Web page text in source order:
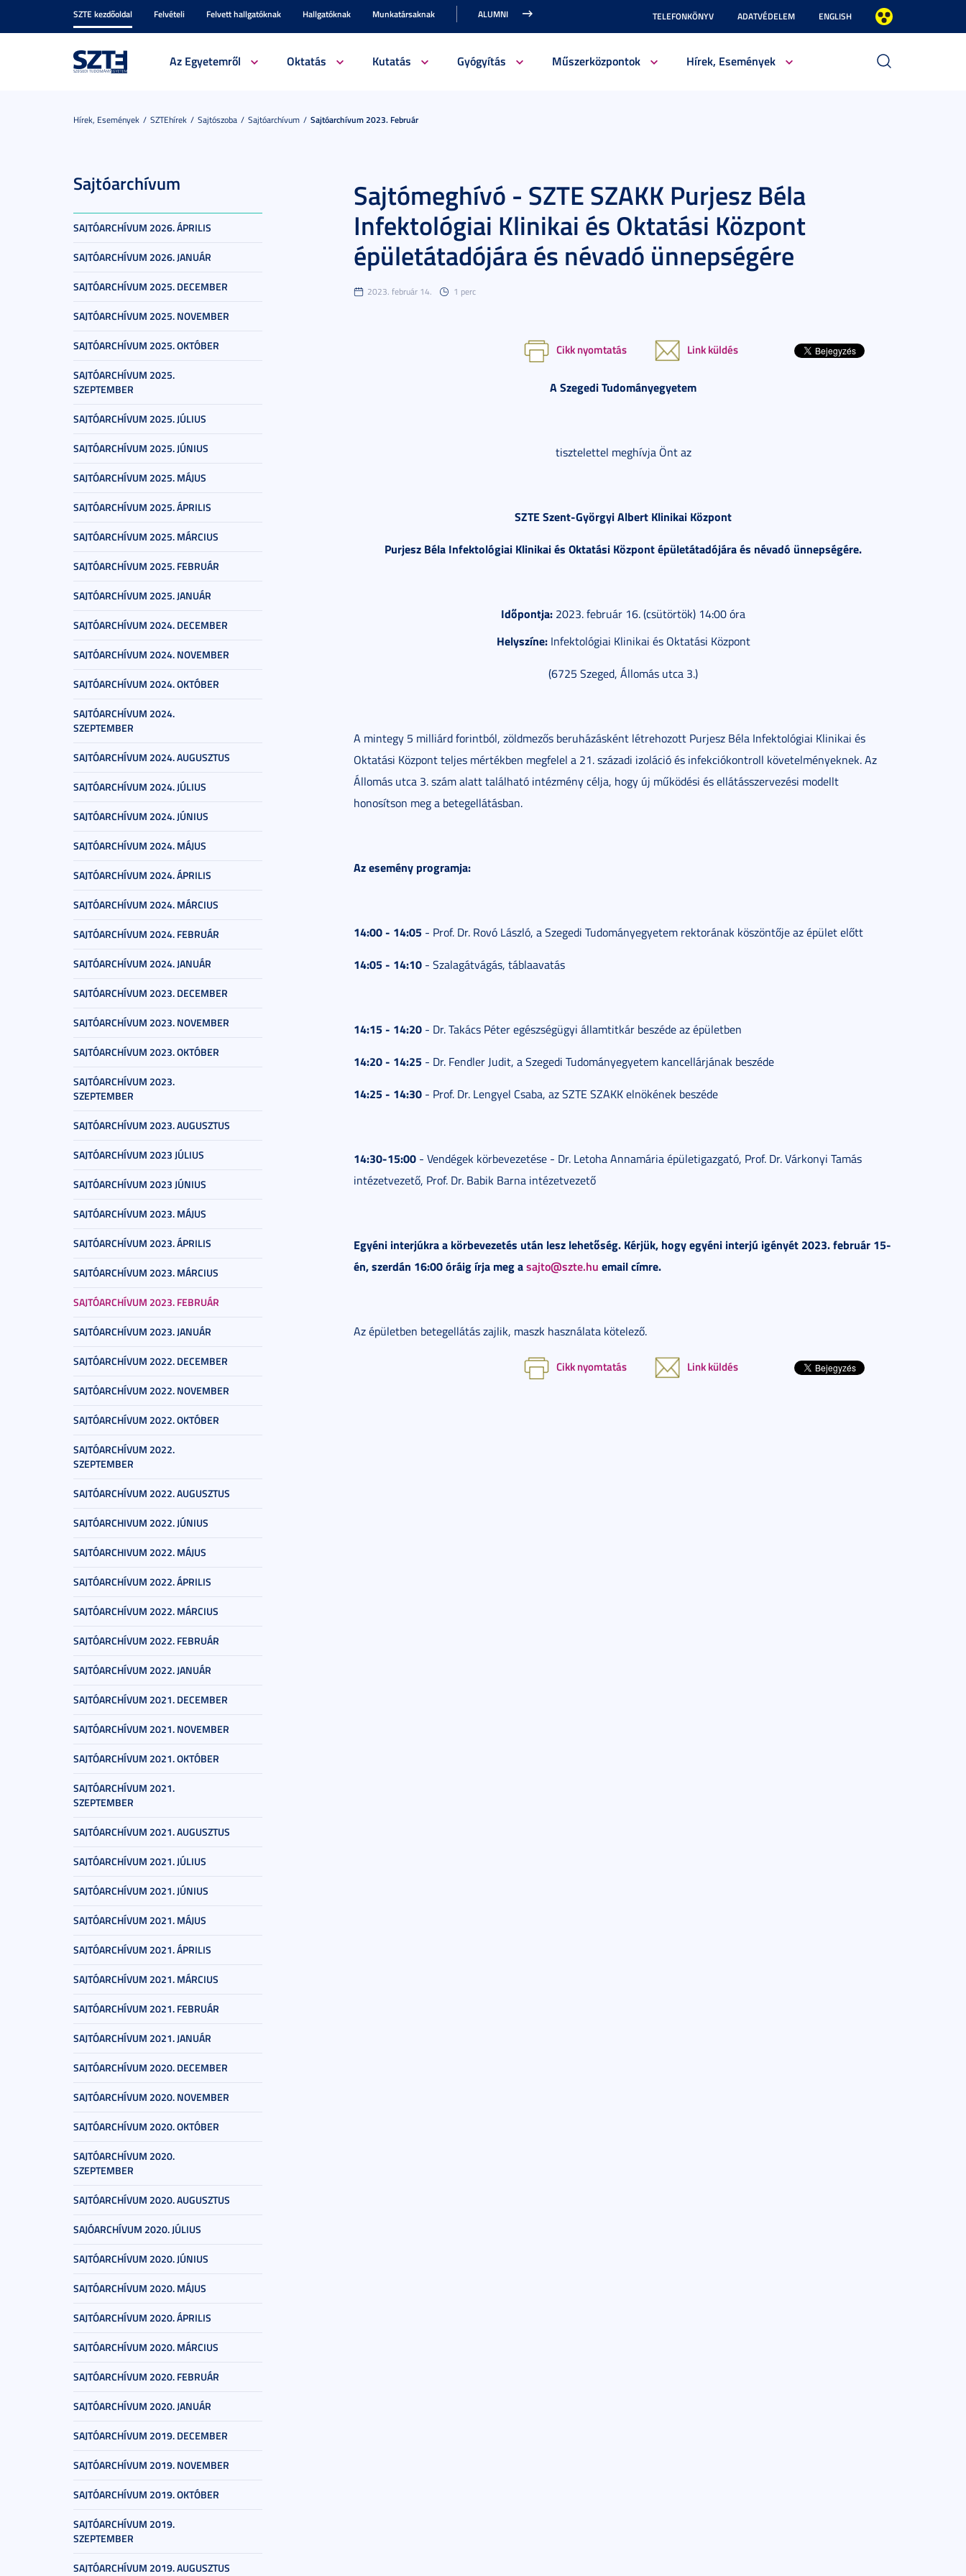
SZTE kezdőoldal Felvételi Felvett hallgatóknak Hallgatóknak Munkatársaknak ALUMNI TELEFONKÖNYV ADATVÉDELEM ENGLISH
Az Egyetemről Oktatás Kutatás Gyógyítás Műszerközpontok Hírek, Események
Hírek, Események SZTEhírek Sajtószoba Sajtóarchívum Sajtóarchívum 2023. Február
Sajtóarchívum
SAJTÓARCHÍVUM 2026. ÁPRILIS
SAJTÓARCHÍVUM 2026. JANUÁR
SAJTÓARCHÍVUM 2025. DECEMBER
SAJTÓARCHÍVUM 2025. NOVEMBER
SAJTÓARCHÍVUM 2025. OKTÓBER
SAJTÓARCHÍVUM 2025.
SZEPTEMBER
SAJTÓARCHÍVUM 2025. JÚLIUS
SAJTÓARCHÍVUM 2025. JÚNIUS
SAJTÓARCHÍVUM 2025. MÁJUS
SAJTÓARCHÍVUM 2025. ÁPRILIS
SAJTÓARCHÍVUM 2025. MÁRCIUS
SAJTÓARCHÍVUM 2025. FEBRUÁR
SAJTÓARCHÍVUM 2025. JANUÁR
SAJTÓARCHÍVUM 2024. DECEMBER
SAJTÓARCHÍVUM 2024. NOVEMBER
SAJTÓARCHÍVUM 2024. OKTÓBER
SAJTÓARCHÍVUM 2024.
SZEPTEMBER
SAJTÓARCHÍVUM 2024. AUGUSZTUS
SAJTÓARCHÍVUM 2024. JÚLIUS
SAJTÓARCHÍVUM 2024. JÚNIUS
SAJTÓARCHÍVUM 2024. MÁJUS
SAJTÓARCHÍVUM 2024. ÁPRILIS
SAJTÓARCHÍVUM 2024. MÁRCIUS
SAJTÓARCHÍVUM 2024. FEBRUÁR
SAJTÓARCHÍVUM 2024. JANUÁR
SAJTÓARCHÍVUM 2023. DECEMBER
SAJTÓARCHÍVUM 2023. NOVEMBER
SAJTÓARCHÍVUM 2023. OKTÓBER
SAJTÓARCHÍVUM 2023.
SZEPTEMBER
SAJTÓARCHÍVUM 2023. AUGUSZTUS
SAJTÓARCHÍVUM 2023 JÚLIUS
SAJTÓARCHÍVUM 2023 JÚNIUS
SAJTÓARCHÍVUM 2023. MÁJUS
SAJTÓARCHÍVUM 2023. ÁPRILIS
SAJTÓARCHÍVUM 2023. MÁRCIUS
SAJTÓARCHÍVUM 2023. FEBRUÁR
SAJTÓARCHÍVUM 2023. JANUÁR
SAJTÓARCHÍVUM 2022. DECEMBER
SAJTÓARCHÍVUM 2022. NOVEMBER
SAJTÓARCHÍVUM 2022. OKTÓBER
SAJTÓARCHÍVUM 2022.
SZEPTEMBER
SAJTÓARCHÍVUM 2022. AUGUSZTUS
SAJTÓARCHIVUM 2022. JÚNIUS
SAJTÓARCHIVUM 2022. MÁJUS
SAJTÓARCHÍVUM 2022. ÁPRILIS
SAJTÓARCHÍVUM 2022. MÁRCIUS
SAJTÓARCHÍVUM 2022. FEBRUÁR
SAJTÓARCHÍVUM 2022. JANUÁR
SAJTÓARCHÍVUM 2021. DECEMBER
SAJTÓARCHÍVUM 2021. NOVEMBER
SAJTÓARCHÍVUM 2021. OKTÓBER
SAJTÓARCHÍVUM 2021.
SZEPTEMBER
SAJTÓARCHÍVUM 2021. AUGUSZTUS
SAJTÓARCHÍVUM 2021. JÚLIUS
SAJTÓARCHÍVUM 2021. JÚNIUS
SAJTÓARCHÍVUM 2021. MÁJUS
SAJTÓARCHÍVUM 2021. ÁPRILIS
SAJTÓARCHÍVUM 2021. MÁRCIUS
SAJTÓARCHÍVUM 2021. FEBRUÁR
SAJTÓARCHÍVUM 2021. JANUÁR
SAJTÓARCHÍVUM 2020. DECEMBER
SAJTÓARCHÍVUM 2020. NOVEMBER
SAJTÓARCHÍVUM 2020. OKTÓBER
SAJTÓARCHÍVUM 2020.
SZEPTEMBER
SAJTÓARCHÍVUM 2020. AUGUSZTUS
SAJÓARCHÍVUM 2020. JÚLIUS
SAJTÓARCHÍVUM 2020. JÚNIUS
SAJTÓARCHÍVUM 2020. MÁJUS
SAJTÓARCHÍVUM 2020. ÁPRILIS
SAJTÓARCHÍVUM 2020. MÁRCIUS
SAJTÓARCHÍVUM 2020. FEBRUÁR
SAJTÓARCHÍVUM 2020. JANUÁR
SAJTÓARCHÍVUM 2019. DECEMBER
SAJTÓARCHÍVUM 2019. NOVEMBER
SAJTÓARCHÍVUM 2019. OKTÓBER
SAJTÓARCHÍVUM 2019.
SZEPTEMBER
SAJTÓARCHÍVUM 2019. AUGUSZTUS
Sajtómeghívó - SZTE SZAKK Purjesz Béla
Infektológiai Klinikai és Oktatási Központ
épületátadójára és névadó ünnepségére
2023. február 14. 1 perc
Cikk nyomtatás Link küldés
A Szegedi Tudományegyetem
tisztelettel meghívja Önt az
SZTE Szent-Györgyi Albert Klinikai Központ
Purjesz Béla Infektológiai Klinikai és Oktatási Központ épületátadójára és névadó ünnepségére.
Időpontja: 2023. február 16. (csütörtök) 14:00 óra
Helyszíne:Infektológiai Klinikai és Oktatási Központ
(6725 Szeged, Állomás utca 3.)
A mintegy 5 milliárd forintból, zöldmezős beruházásként létrehozott Purjesz Béla Infektológiai Klinikai és
Oktatási Központ teljes mértékben megfelel a 21. századi izoláció és infekciókontroll követelményeknek. Az
Állomás utca 3. szám alatt található intézmény célja, hogy új működési és ellátásszervezési modellt
honosítson meg a betegellátásban.
Az esemény programja:
14:00 - 14:05 - Prof. Dr. Rovó László, a Szegedi Tudományegyetem rektorának köszöntője az épület előtt
14:05 - 14:10 - Szalagátvágás, táblaavatás
14:15 - 14:20 - Dr. Takács Péter egészségügyi államtitkár beszéde az épületben
14:20 - 14:25 - Dr. Fendler Judit, a Szegedi Tudományegyetem kancellárjának beszéde
14:25 - 14:30 - Prof. Dr. Lengyel Csaba, az SZTE SZAKK elnökének beszéde
14:30-15:00 - Vendégek körbevezetése - Dr. Letoha Annamária épületigazgató, Prof. Dr. Várkonyi Tamás
intézetvezető, Prof. Dr. Babik Barna intézetvezető
Egyéni interjúkra a körbevezetés után lesz lehetőség. Kérjük, hogy egyéni interjú igényét 2023. február 15-
én, szerdán 16:00 óráig írja meg asajto@szte.hu email címre.
Az épületben betegellátás zajlik, maszk használata kötelező.
Cikk nyomtatás Link küldés